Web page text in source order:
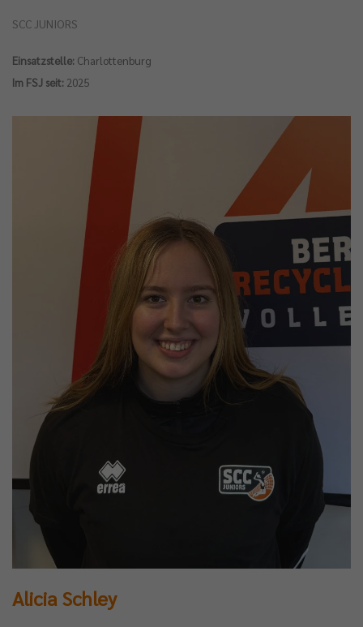
SCC JUNIORS
Einsatzstelle: Charlottenburg
Im FSJ seit: 2025
Alicia Schley